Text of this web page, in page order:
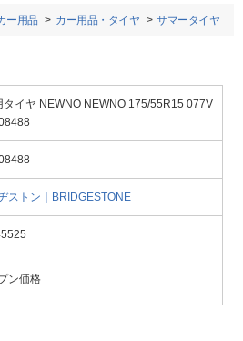
ー用品 カー用品・タイヤ サマータイヤ
タイヤ NEWNO NEWNO 175/55R15 077V
ストン｜BRIDGESTONE
ン価格